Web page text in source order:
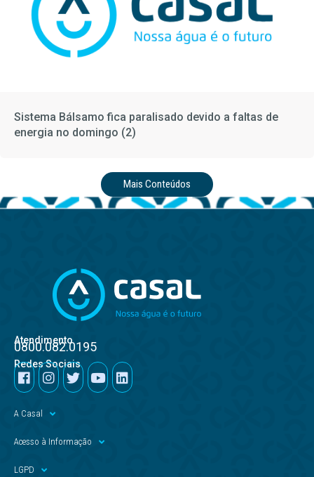
Sistema Bálsamo fica paralisado devido a faltas de
energia no domingo (2)
Mais Conteúdos
Atendimento
0800.082.0195
Redes Sociais
A Casal
Acesso à Informação
LGPD